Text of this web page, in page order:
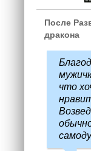
После
дракона
что